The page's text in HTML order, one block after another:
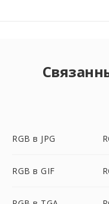
RGB в JPG
RGB в GIF